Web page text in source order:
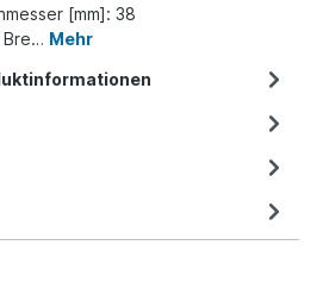
[mm]: 38
Bre… Mehr